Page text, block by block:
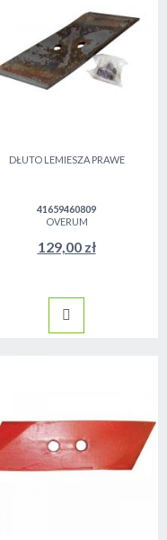
DŁUTO LEMIESZA PRAWE
41659460809
OVERUM
129,00 zł